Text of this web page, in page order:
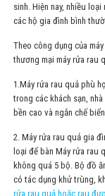
sinh. Hiện nay, nhiều
các hộ gia đình bình
Theo công dụng của
thương mại máy rửa rau
1.Máy rửa rau quả phù
trong các khách sạn,
bền cao và ngắn chế
2. Máy rửa rau quả gia
loại để bàn Máy rửa rau
không quá 5 bộ. Bộ đồ
có tác dụng khử trùng,
rửa rau quả hoặc rau